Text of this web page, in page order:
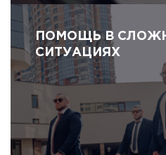
ПОМОЩЬ В
СИТУАЦИЯХ